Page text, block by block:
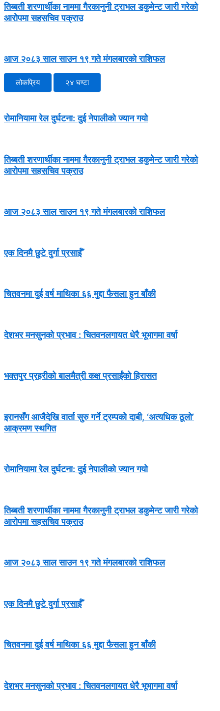
तिब्बती शरणार्थीका नाममा गैरकानुनी ट्राभल डकुमेन्ट जारी गरेको
आरोपमा सहसचिव पक्राउ
आज २०८३ साल साउन १९ गते मंगलबारको राशिफल
लोकप्रिय २४ घण्टा
रोमानियामा रेल दुर्घटना: दुई नेपालीको ज्यान गयो
तिब्बती शरणार्थीका नाममा गैरकानुनी ट्राभल डकुमेन्ट जारी गरेको
आरोपमा सहसचिव पक्राउ
आज २०८३ साल साउन १९ गते मंगलबारको राशिफल
एक दिनमै छुटे दुर्गा प्रसाईँ
चितवनमा दुई वर्ष माथिका ६६ मुद्दा फैसला हुन बाँकी
देशभर मनसुनको प्रभाव : चितवनलगायत धेरै भूभागमा वर्षा
भक्तपुर प्रहरीको बालमैत्री कक्ष प्रसाईंको हिरासत
इरानसँग आजैदेखि वार्ता सुरु गर्ने ट्रम्पको दाबी, ‘अत्यधिक ठूलो’
आक्रमण स्थगित
रोमानियामा रेल दुर्घटना: दुई नेपालीको ज्यान गयो
तिब्बती शरणार्थीका नाममा गैरकानुनी ट्राभल डकुमेन्ट जारी गरेको
आरोपमा सहसचिव पक्राउ
आज २०८३ साल साउन १९ गते मंगलबारको राशिफल
एक दिनमै छुटे दुर्गा प्रसाईँ
चितवनमा दुई वर्ष माथिका ६६ मुद्दा फैसला हुन बाँकी
देशभर मनसुनको प्रभाव : चितवनलगायत धेरै भूभागमा वर्षा